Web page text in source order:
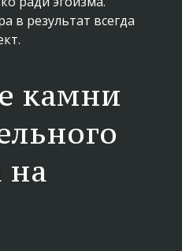
в результат всегда
камни
на